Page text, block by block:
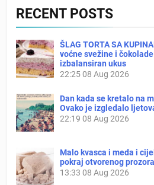
RECENT POSTS
ŠLAG TORTA SA
voćne svežine i
izbalansiran ukus
22:2508 Aug 2026
Dan kada se kretalo na
Ovako je izgledalo
22:19 08 Aug 2026
Malo kvasca i meda i
pokraj otvorenog prozora
13:33 08 Aug 2026